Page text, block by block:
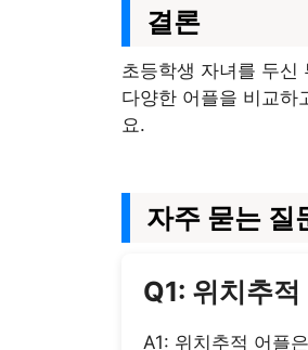
결론
초등학생 자녀를 두
다양한 어플을 비교하
요.
자주 묻는 질
Q1: 위치추
A1: 위치추적 어플